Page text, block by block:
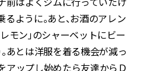
ように。あと、お酒のアレン
モン」のシャーベットにビー
あとは洋服を着る機会が減っ
アップし始めたら友達からＤ